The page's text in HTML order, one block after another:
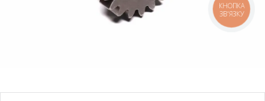
КНОПКА
ЗВ'ЯЗКУ